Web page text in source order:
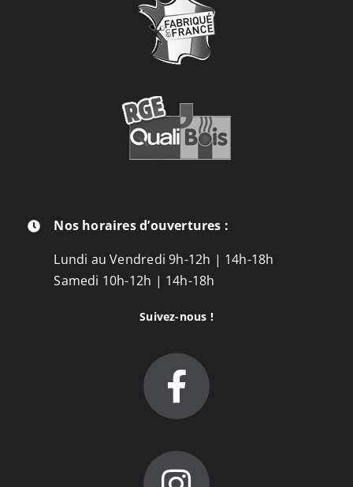
Nos horaires d’ouvertures :
Lundi au Vendredi 9h-12h | 14h-18h
Samedi 10h-12h | 14h-18h
Suivez-nous !